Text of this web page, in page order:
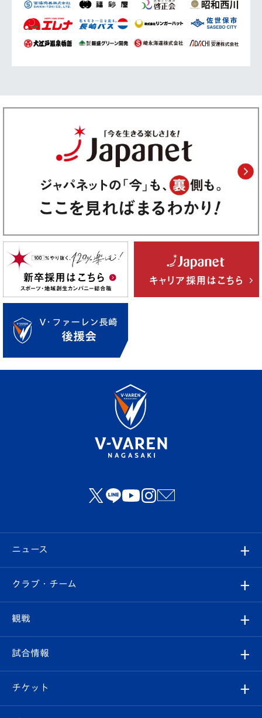
ニュース
すべて
クラブ
試合情報
クラブ・チーム
クラブ概要
エンブレム紹介
観戦
観戦ルール
はじめての観戦ガイド
試合情報
試合日程/結果
チケット